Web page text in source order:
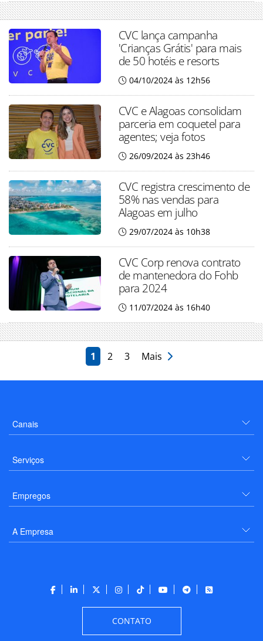
CVC lança campanha
'Crianças Grátis' para mais
de 50 hotéis e resorts
04/10/2024 às 12h56
CVC e Alagoas consolidam
parceria em coquetel para
agentes; veja fotos
26/09/2024 às 23h46
CVC registra crescimento de
58% nas vendas para
Alagoas em julho
29/07/2024 às 10h38
CVC Corp renova contrato
de mantenedora do Fohb
para 2024
11/07/2024 às 16h40
1 2 3 Mais
Canais
Serviços
Empregos
A Empresa
CONTATO